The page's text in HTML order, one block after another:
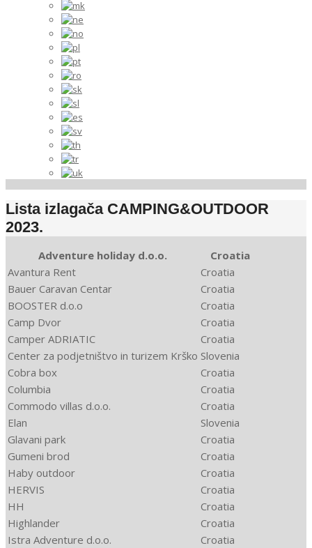
Lista izlagača CAMPING&OUTDOOR
2023.
Adventure holiday d.o.o.
Croatia
Avantura Rent
Croatia
Bauer Caravan Centar
Croatia
BOOSTER d.o.o
Croatia
Camp Dvor
Croatia
Camper ADRIATIC
Croatia
Center za podjetništvo in turizem Krško Slovenia
Cobra box
Croatia
Columbia
Croatia
Commodo villas d.o.o.
Croatia
Elan
Slovenia
Glavani park
Croatia
Gumeni brod
Croatia
Haby outdoor
Croatia
HERVIS
Croatia
HH
Croatia
Highlander
Croatia
Istra Adventure d.o.o.
Croatia